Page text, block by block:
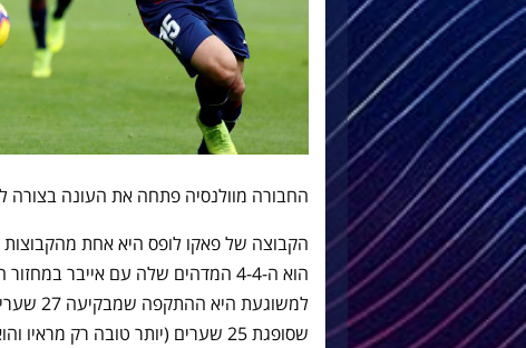
החבורה מוולנסיה פתחה את העונה בצורה לא
הקבוצה של פאקו לופס היא אחת מהקבוצות
הוא ה-4-4 המדהים שלה עם אייבר
שסופגת 25 שערים (יותר טובה רק